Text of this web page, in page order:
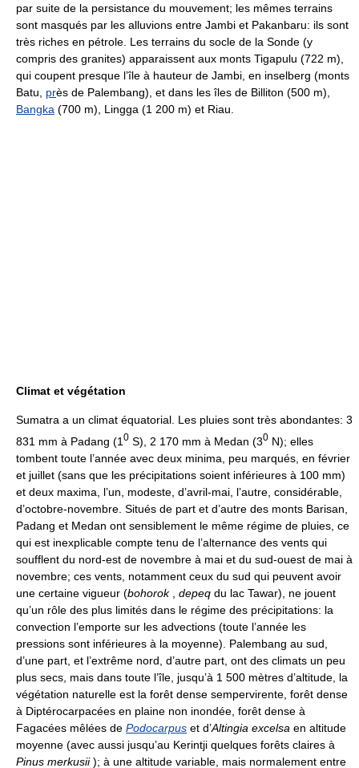
par suite de la persistance du mouvement; les mêmes terrains
sont masqués par les alluvions entre Jambi et Pakanbaru: ils sont
très riches en pétrole. Les terrains du socle de la Sonde (y
compris des granites) apparaissent aux monts Tigapulu (722 m),
qui coupent presque l’île à hauteur de Jambi, en inselberg (monts
Batu, près de Palembang), et dans les îles de Billiton (500 m),
Bangka (700 m), Lingga (1 200 m) et Riau.
Climat et végétation
Sumatra a un climat équatorial. Les pluies sont très abondantes: 3
831 mm à Padang (1 0 S), 2 170 mm à Medan (30 N); elles
tombent toute l’année avec deux minima, peu marqués, en février
et juillet (sans que les précipitations soient inférieures à 100 mm)
et deux maxima, l’un, modeste, d’avril-mai, l’autre, considérable,
d’octobre-novembre. Situés de part et d’autre des monts Barisan,
Padang et Medan ont sensiblement le même régime de pluies, ce
qui est inexplicable compte tenu de l’alternance des vents qui
soufflent du nord-est de novembre à mai et du sud-ouest de mai à
novembre; ces vents, notamment ceux du sud qui peuvent avoir
une certaine vigueur (bohorok, depeq du lac Tawar), ne jouent
qu’un rôle des plus limités dans le régime des précipitations: la
convection l’emporte sur les advections (toute l’année les
pressions sont inférieures à la moyenne). Palembang au sud,
d’une part, et l’extrême nord, d’autre part, ont des climats un peu
plus secs, mais dans toute l’île, jusqu’à 1 500 mètres d’altitude, la
végétation naturelle est la forêt dense sempervirente, forêt dense
à Diptérocarpacées en plaine non inondée, forêt dense à
Fagacées mêlées de Podocarpus et d’Altingia excelsa en altitude
moyenne (avec aussi jusqu’au Kerintji quelques forêts claires à
Pinus merkusii); à une altitude variable, mais normalement entre